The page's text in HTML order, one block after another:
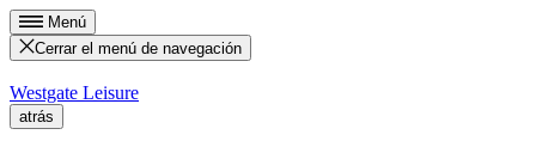
Menú
Cerrar el menú de navegación
Westgate Leisure
atrás